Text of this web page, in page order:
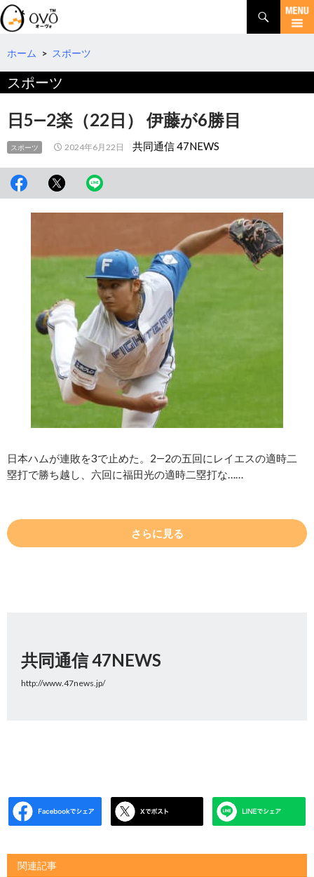
検
索
コ
テ
へ
ホーム > スポーツ
スポーツ
日5―2楽（22日） 伊藤が6勝目
スポーツ 2024年6月22日 共同通信 47NEWS
日本ハムが連敗を3で止めた。2―2の五回にレイエスの適時二
塁打で勝ち越し、六回に福田光の適時二塁打な……
さらに見る
共同通信 47NEWS
http://www.47news.jp/
関連記事